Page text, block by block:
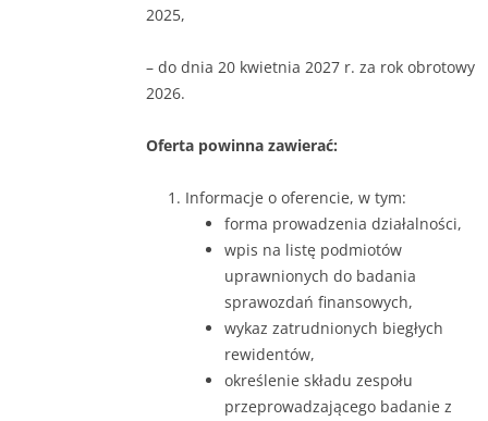
2025,
– do dnia 20 kwietnia 2027 r. za rok obrotowy
2026.
Oferta powinna zawierać:
Informacje o oferencie, w tym:
forma prowadzenia działalności,
wpis na listę podmiotów
uprawnionych do badania
sprawozdań finansowych,
wykaz zatrudnionych biegłych
rewidentów,
określenie składu zespołu
przeprowadzającego badanie z